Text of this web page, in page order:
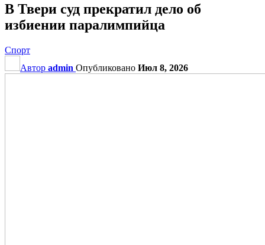
В Твери суд прекратил дело об
избиении паралимпийца
Спорт
Автор admin Опубликовано Июл 8, 2026